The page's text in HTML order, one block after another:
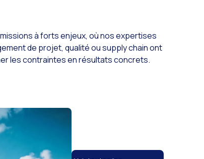
à forts enjeux, où nos expertises
de projet, qualité ou supply chain ont
les contraintes en résultats concrets.